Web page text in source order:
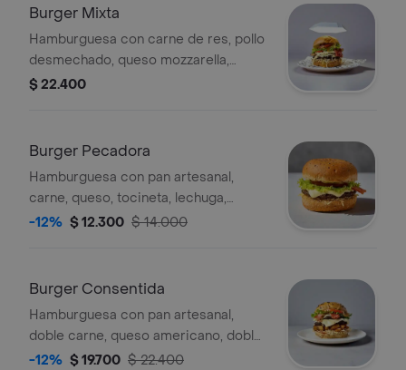
Burger Mixta
Hamburguesa con carne de res, pollo
desmechado, queso mozzarella,
tocineta, cebolla caramelizada, ripio,
$ 22.400
Burger Pecadora
Hamburguesa con pan artesanal,
carne, queso, tocineta, lechuga,
tomate, ripio y salsas de la casa.
-12% $ 12.300 $ 14.000
Burger Consentida
Hamburguesa con pan artesanal,
doble carne, queso americano, doble
queso mozzarella, chips de maduro,
-12% $ 19.700 $ 22.400